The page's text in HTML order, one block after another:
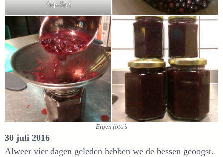
Appelbes
Eigen foto’s
30 juli 2016
Alweer vier dagen geleden hebben we de bessen geoogst.